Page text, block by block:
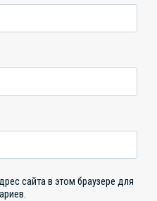
сайта в этом браузере для